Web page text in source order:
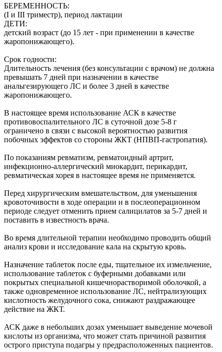
БЕРЕМЕННОСТЬ:
(I и III триместр), период лактации
ДЕТИ:
детский возраст (до 15 лет - при применении в качестве
жаропонижающего).
Срок годности:
Длительность лечения (без консультации с врачом) не должна
превышать 7 дней при назначении в качестве
анальгезирующего ЛС и более 3 дней в качестве
жаропонижающего.
В настоящее время использование АСК в качестве
противовоспалительного ЛС в суточной дозе 5-8 г
ограничено в связи с высокой вероятностью развития
побочных эффектов со стороны ЖКТ (НПВП-гастропатия).
По показаниям ревматизм, ревматоидный артрит,
инфекционно-аллергический миокардит, перикардит,
ревматическая хорея в настоящее время не применяется.
Перед хирургическим вмешательством, для уменьшения
кровоточивости в ходе операции и в послеоперационном
периоде следует отменить прием салицилатов за 5-7 дней и
поставить в известность врача.
Во время длительной терапии необходимо проводить общий
анализ крови и исследование кала на скрытую кровь.
Назначение таблеток после еды, тщательное их измельчение,
использование таблеток с буферными добавками или
покрытых специальной кишечнорастворимой оболочкой, а
также одновременное использование ЛС, нейтрализующих
кислотность желудочного сока, снижают раздражающее
действие на ЖКТ.
АСК даже в небольших дозах уменьшает выведение мочевой
кислоты из организма, что может стать причиной развития
острого приступа подагры у предрасположенных пациентов.